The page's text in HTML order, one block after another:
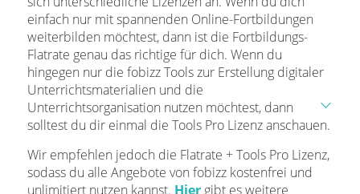
einfach nur mit spannenden Online-Fortbildungen
weiterbilden möchtest, dann ist die Fortbildungs-
Flatrate genau das richtige für dich. Wenn du
hingegen nur die fobizz Tools zur Erstellung digitaler
Unterrichtsmaterialien und die
Unterrichtsorganisation nutzen möchtest, dann
solltest du dir einmal die Tools Pro Lizenz anschauen.
Wir empfehlen jedoch die Flatrate + Tools Pro Lizenz,
sodass du alle Angebote von fobizz kostenfrei und
unlimitiert nutzen kannst. Hiergibt es weitere